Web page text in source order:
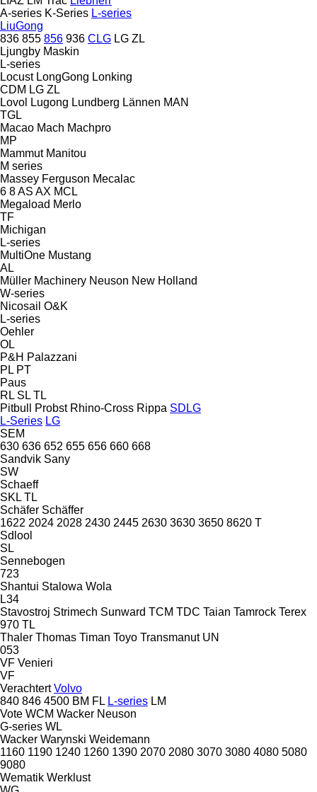
A-series K-Series L-series
LiuGong
836 855 856 936 CLG LG ZL
Ljungby Maskin
L-series
Locust LongGong Lonking
CDM LG ZL
Lovol
Lugong Lundberg Lännen MAN
TGL
Macao Mach Machpro
MP
Mammut Manitou
M series
Massey Ferguson Mecalac
6 8AS AX MCL
Megaload Merlo
TF
Michigan
L-series
MultiOne Mustang
AL
Müller Machinery Neuson New Holland
W-series
Nicosail O&K
L-series
Oehler
OL
P&H Palazzani
PL PT
Paus
RL SL TL
Pitbull
Probst Rhino-Cross Rippa SDLG
L-Series LG
SEM
630 636 652 655 656 660 668
Sandvik Sany
SW
Schaeff
SKL TL
Schäfer Schäffer
1622 2024 2028 2430 2445 2630 3630 3650 8620 T
Sdlool
SL
Sennebogen
723
Shantui Stalowa Wola
L34
Stavostroj Strimech Sunward TCM TDC Taian Tamrock Terex
970 TL
Thaler Thomas Timan Toyo Transmanut UN
053
VF Venieri
VF
Verachtert Volvo
840 846 4500 BM FL L-series LM
Vote WCM Wacker Neuson
G-series WL
Wacker Warynski Weidemann
1160 1190 1240 1260 1390 2070 2080 3070 3080 4080 5080
9080
Wematik Werklust